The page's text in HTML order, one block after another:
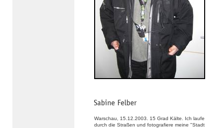
Warschau, 15.12.2003. 15 Grad Kälte. Ich laufe
durch die Straßen und fotografiere meine "Stadt